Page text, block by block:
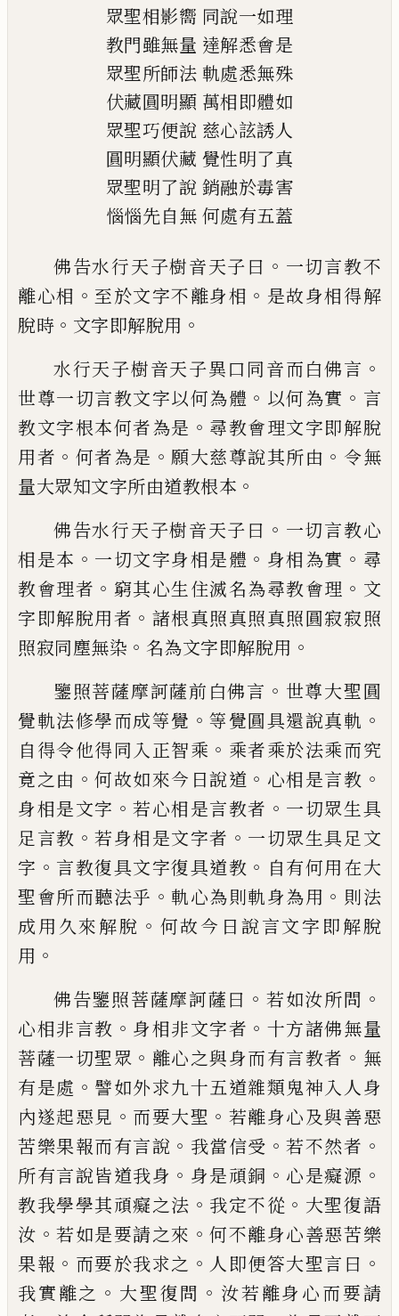
眾聖相影嚮 同說一如理
教門雖無量 達解悉會是
眾聖所師法 軌處悉無殊
伏藏圓明顯 萬相即體如
眾聖巧便說 慈心詃誘人
圓明顯伏藏 覺性明了真
眾聖明了說 銷融於毒害
惱惱先自無 何處有五蓋
佛告水行天子樹音天子曰 。 一切言教不
離心相 。 至於文字不離身相 。 是故身相得解
脫時 。 文字即解脫用 。
水行天子樹音天子異口同音而白佛言 。
世尊一切言教文字以何為體 。 以何為實 。 言
教文字根本何者為是 。 尋教會理文字即解脫
用者 。 何者為是 。 願大慈尊說其所由 。令無
量大眾知文字所由道教根本 。
佛告水行天子樹音天子曰 。 一切言教心
相是本 。 一切文字身相是體 。 身相為實 。 尋
教會理者 。 窮其心生住滅名為尋教會理 。 文
字即解脫用者 。 諸根真照真照真照圓寂寂照
照寂同塵無染 。 名為文字即解脫用 。
鑒照菩薩摩訶薩前白佛言 。 世尊大聖圓
覺軌法修學而成等覺 。等覺圓具還說真軌 。
自得令他得同入正智乘 。 乘者乘於法乘而究
竟之由 。何故如來今日說道 。 心相是言教 。
身相是文字 。若心相是言教者 。 一切眾生具
足言教 。若身相是文字者 。 一切眾生具足文
字 。 言教復具文字復具道教 。 自有何用在大
聖會所而聽法乎 。軌心為則軌身為用 。 則法
成用久來解脫 。 何故今日說言文字即解脫
用 。
佛告鑒照菩薩摩訶薩曰 。 若如汝所問 。
心相非言教 。 身相非文字者 。 十方諸佛無量
菩薩一切聖眾 。 離心之與身而有言教者 。 無
有是處 。 譬如外求九十五道雜類鬼神入人身
內遂起惡見 。 而要大聖 。 若離身心及與善惡
苦樂果報而有言說 。 我當信受 。若不然者 。
所有言說皆道我身 。 身是頑銅 。 心是癡源 。
教我學學其頑癡之法 。 我定不從 。 大聖復語
汝 。若如是要請之來 。何不離身心善惡苦樂
果報 。 而要於我求之 。 人即便答大聖言曰 。
我實離之 。 大聖復問 。 汝若離身心而要請